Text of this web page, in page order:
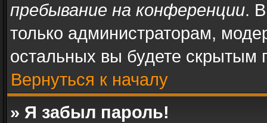
пребывание на конференции.
только администраторам,
остальных вы будете скрытым
Вернуться к началу
» Я забыл пароль!